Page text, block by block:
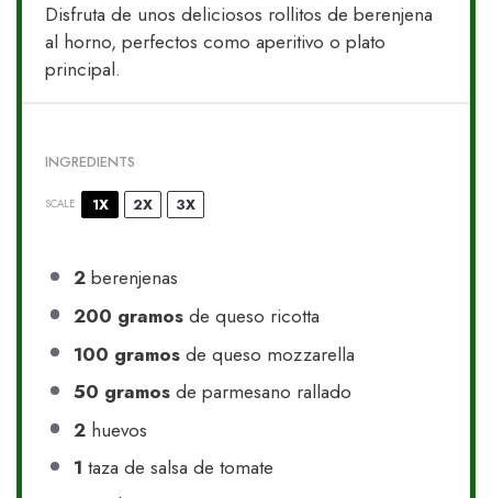
Disfruta de unos deliciosos rollitos de berenjena
al horno, perfectos como aperitivo o plato
principal.
INGREDIENTS
SCALE 1X 2X 3X
2berenjenas
200 gramosde queso ricotta
100 gramosde queso mozzarella
50 gramosde parmesano rallado
2huevos
1 taza de salsa de tomate